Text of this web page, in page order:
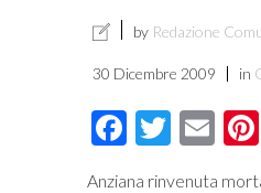
by Redazione
30 Dicembre 2009 in
Anziana rinvenuta